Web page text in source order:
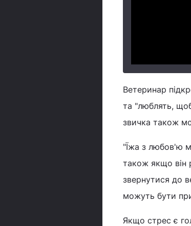
Ветеринар
та "люблять,
звичка також
"Їжа з любов'ю
також якщо він
звернутися до
можуть бути
Якщо стрес є